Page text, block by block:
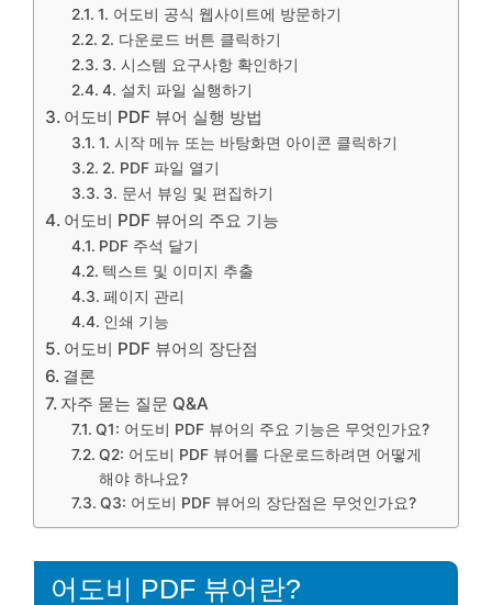
1. 어도비 공식 웹사이트에 방문하기
2. 다운로드 버튼 클릭하기
3. 시스템 요구사항 확인하기
4. 설치 파일 실행하기
어도비 PDF 뷰어 실행 방법
1. 시작 메뉴 또는 바탕화면 아이콘 클릭하기
2. PDF 파일 열기
3. 문서 뷰잉 및 편집하기
어도비 PDF 뷰어의 주요 기능
PDF 주석 달기
텍스트 및 이미지 추출
페이지 관리
인쇄 기능
어도비 PDF 뷰어의 장단점
결론
자주 묻는 질문 Q&A
Q1: 어도비 PDF 뷰어의 주요 기능은 무엇인가요?
Q2: 어도비 PDF 뷰어를 다운로드하려면 어떻게
해야 하나요?
Q3: 어도비 PDF 뷰어의 장단점은 무엇인가요?
어도비 PDF 뷰어란?